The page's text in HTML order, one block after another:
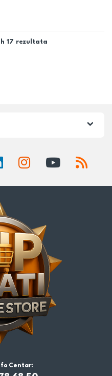
17 rezultata
Centar: